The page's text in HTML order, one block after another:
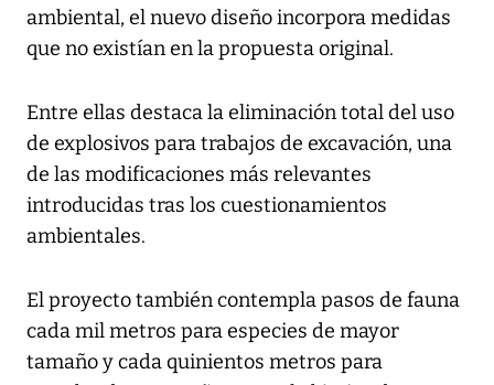
ambiental, el nuevo diseño incorpora medidas
que no existían en la propuesta original.
Entre ellas destaca la eliminación total del uso
de explosivos para trabajos de excavación, una
de las modificaciones más relevantes
introducidas tras los cuestionamientos
ambientales.
El proyecto también contempla pasos de fauna
cada mil metros para especies de mayor
tamaño y cada quinientos metros para